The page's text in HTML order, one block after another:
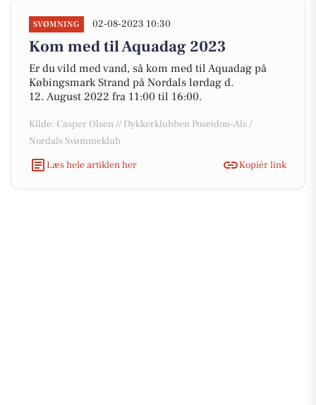
SVØMNING 02-08-2023 10:30
Kom med til Aquadag 2023
Er du vild med vand, så kom med til Aquadag på
Købingsmark Strand på Nordals lørdag d.
12. August 2022 fra 11:00 til 16:00.
Kilde: Casper Olsen // Dykkerklubben Poseidon-Als /
Nordals Svømmeklub
Læs hele artiklen her
Kopiér link